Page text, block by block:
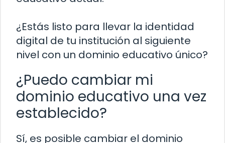
¿Estás listo para llevar la identidad
digital de tu institución al siguiente
nivel con un dominio educativo único?
¿Puedo cambiar mi
dominio educativo una vez
establecido?
Sí, es posible cambiar el dominio